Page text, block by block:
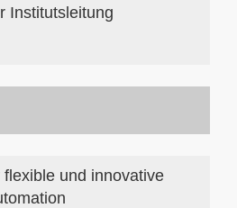
Institutsleitung
und innovative